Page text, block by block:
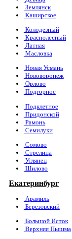
Землянск
Каширское
Колодезный
Краснолесный
Латная
Масловка
Новая Усмань
Нововоронеж
Орлово
Подгорное
Подклетное
Придонской
Рамонь
Семилуки
Сомово
Стрелица
Углянец
Шилово
Екатеринбург
Арамиль
Березовский
Большой Исток
Верхняя Пышма